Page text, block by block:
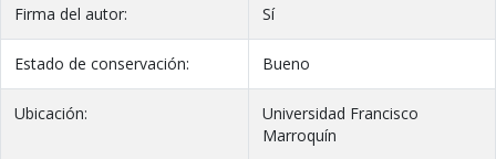
Firma del autor: Sí
Estado de conservación: Bueno
Ubicación:
Universidad Francisco
Marroquín